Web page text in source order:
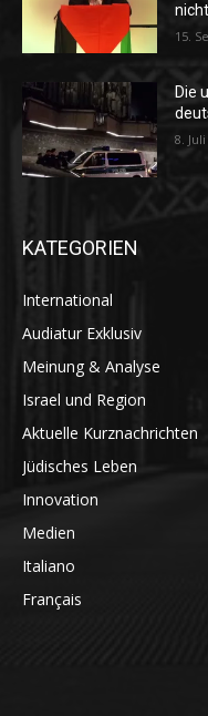
15.
Die
8.
KATEGORIEN
International
Audiatur Exklusiv
Meinung & Analyse
Israel und Region
Aktuelle Kurznachrichten
Jüdisches Leben
Innovation
Medien
Italiano
Français